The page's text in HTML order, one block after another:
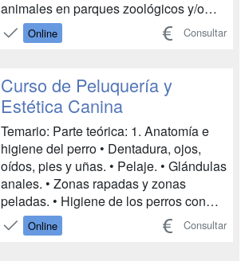
animales en parques zoológicos y/o
reservas naturales. Higiene,
alimentación, conducta, reproducción…
auxilios, planes vacunales y
antiparasi...
Online Consultar
Curso de Peluquería y
Estética Canina
Temario: Parte teórica: 1. Anatomía e
higiene del perro • Dentadura, ojos,
oídos, pies y uñas. • Pelaje. • Glándulas
anales. • Zonas rapadas y zonas
peladas. • Higiene de los perros con
problemas dermatológicos. • Higiene
de los perros alérgicos. 2. Dermatología
Online Consultar